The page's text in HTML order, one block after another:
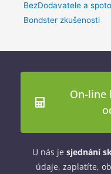
BezDodavatele a
Bondster zkušenosti
On-line
U nás je sjednání
údaje, zaplatíte,